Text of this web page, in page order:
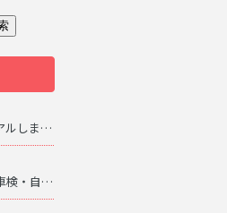
ホームページをリニューアルしました。
【串間市】大切な愛車の車検・自動車修理は地元のプロにお任せ